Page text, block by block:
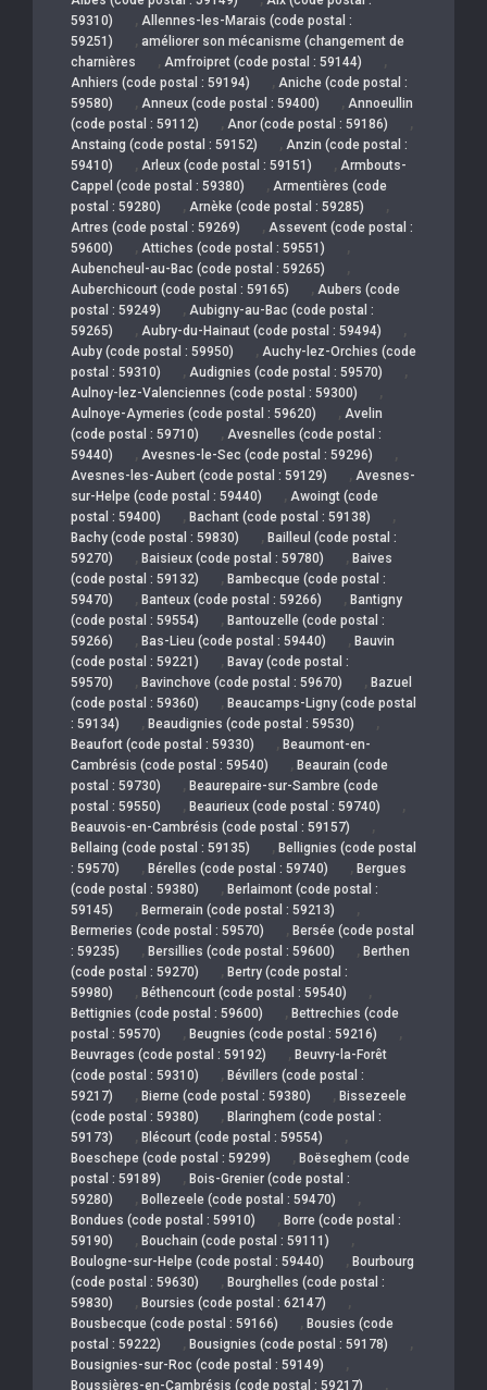
59310)
, Allennes-les-Marais (code postal :
59251)
, améliorer son mécanisme (changement de
charnières
, Amfroipret (code postal : 59144) ,
Anhiers (code postal : 59194) , Aniche (code postal :
59580)
, Anneux (code postal : 59400) , Annoeullin
(code postal : 59112)
, Anor (code postal : 59186) ,
Anstaing (code postal : 59152) , Anzin (code postal :
59410)
, Arleux (code postal : 59151) , Armbouts-
Cappel (code postal : 59380)
, Armentières (code
postal : 59280)
, Arnèke (code postal : 59285) ,
Artres (code postal : 59269) , Assevent (code postal :
59600)
, Attiches (code postal : 59551) ,
Aubencheul-au-Bac (code postal : 59265) ,
Auberchicourt (code postal : 59165) , Aubers (code
postal : 59249)
, Aubigny-au-Bac (code postal :
59265)
, Aubry-du-Hainaut (code postal : 59494) ,
Auby (code postal : 59950) , Auchy-lez-Orchies (code
postal : 59310)
, Audignies (code postal : 59570) ,
Aulnoy-lez-Valenciennes (code postal : 59300) ,
Aulnoye-Aymeries (code postal : 59620) , Avelin
(code postal : 59710)
, Avesnelles (code postal :
59440)
, Avesnes-le-Sec (code postal : 59296) ,
Avesnes-les-Aubert (code postal : 59129) , Avesnes-
sur-Helpe (code postal : 59440)
, Awoingt (code
postal : 59400)
, Bachant (code postal : 59138) ,
Bachy (code postal : 59830) , Bailleul (code postal :
59270)
, Baisieux (code postal : 59780) , Baives
(code postal : 59132)
, Bambecque (code postal :
59470)
, Banteux (code postal : 59266) , Bantigny
(code postal : 59554)
, Bantouzelle (code postal :
59266)
, Bas-Lieu (code postal : 59440) , Bauvin
(code postal : 59221)
, Bavay (code postal :
59570)
, Bavinchove (code postal : 59670) , Bazuel
(code postal : 59360)
, Beaucamps-Ligny (code postal
: 59134)
, Beaudignies (code postal : 59530) ,
Beaufort (code postal : 59330) , Beaumont-en-
Cambrésis (code postal : 59540)
, Beaurain (code
postal : 59730)
, Beaurepaire-sur-Sambre (code
postal : 59550)
, Beaurieux (code postal : 59740) ,
Beauvois-en-Cambrésis (code postal : 59157) ,
Bellaing (code postal : 59135) , Bellignies (code postal
: 59570)
, Bérelles (code postal : 59740) , Bergues
(code postal : 59380)
, Berlaimont (code postal :
59145)
, Bermerain (code postal : 59213) ,
Bermeries (code postal : 59570) , Bersée (code postal
: 59235)
, Bersillies (code postal : 59600) , Berthen
(code postal : 59270)
, Bertry (code postal :
59980)
, Béthencourt (code postal : 59540) ,
Bettignies (code postal : 59600) , Bettrechies (code
postal : 59570)
, Beugnies (code postal : 59216) ,
Beuvrages (code postal : 59192) , Beuvry-la-Forêt
(code postal : 59310)
, Bévillers (code postal :
59217)
, Bierne (code postal : 59380) , Bissezeele
(code postal : 59380)
, Blaringhem (code postal :
59173)
, Blécourt (code postal : 59554) ,
Boeschepe (code postal : 59299) , Boëseghem (code
postal : 59189)
, Bois-Grenier (code postal :
59280)
, Bollezeele (code postal : 59470) ,
Bondues (code postal : 59910) , Borre (code postal :
59190)
, Bouchain (code postal : 59111) ,
Boulogne-sur-Helpe (code postal : 59440) , Bourbourg
(code postal : 59630)
, Bourghelles (code postal :
59830)
, Boursies (code postal : 62147) ,
Bousbecque (code postal : 59166) , Bousies (code
postal : 59222)
, Bousignies (code postal : 59178) ,
Bousignies-sur-Roc (code postal : 59149) ,
Boussières-en-Cambrésis (code postal : 59217) ,